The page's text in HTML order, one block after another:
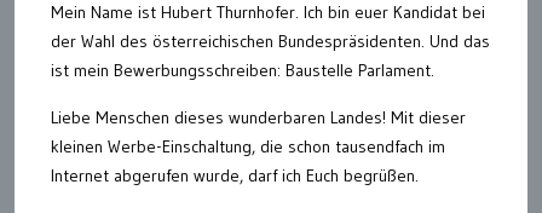
Mein Name ist Hubert Thurnhofer. Ich bin euer Kandidat bei
der Wahl des österreichischen Bundespräsidenten. Und das
ist mein Bewerbungsschreiben: Baustelle Parlament.
Liebe Menschen dieses wunderbaren Landes! Mit dieser
kleinen Werbe-Einschaltung, die schon tausendfach im
Internet abgerufen wurde, darf ich Euch begrüßen.